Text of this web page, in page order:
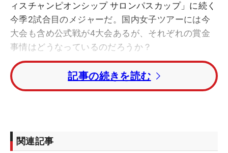
ィスチャンピオンシップ サロンパスカップ」に続く
今季2試合目のメジャーだ。国内女子ツアーには今
大会も含め公式戦が4大会あるが、それぞれの賞金
事情はどうなっているのだろうか？
今回のソニー 日本女子プロ選手権は賞金総額が2億
円で、優勝者は3600万円を手にする。これ以外の3
万円（優勝3000万円）、シーズン最終戦の
「JLPGAツアーチャンピオンシップリコーカップ」
記事の続きを読む
関連記事